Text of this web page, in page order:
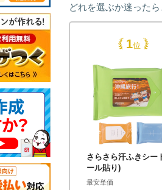
どれを選ぶか迷った
位
さらさら汗ふきシー
ール貼り)
最安単価